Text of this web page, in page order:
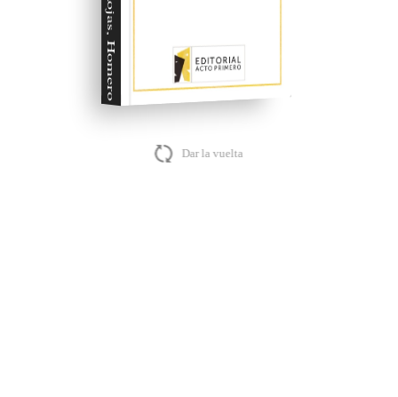
Cristina Rojas, Homero Rodríguez Soriano, Dar la vuelta